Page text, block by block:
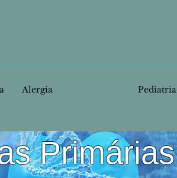
Alergia Pediatria
Primárias